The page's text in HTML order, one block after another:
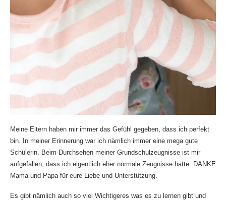
Meine Eltern haben mir immer das Gefühl gegeben, dass ich perfekt
bin. In meiner Erinnerung war ich nämlich immer eine mega gute
Schülerin. Beim Durchsehen meiner Grundschulzeugnisse ist mir
aufgefallen, dass ich eigentlich eher normale Zeugnisse hatte. DANKE
Mama und Papa für eure Liebe und Unterstützung.
Es gibt nämlich auch so viel Wichtigeres was es zu lernen gibt und